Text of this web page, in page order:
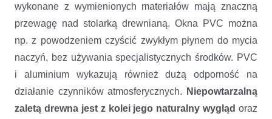
wykonane z wymienionych materiałów mają znaczną
przewagę nad stolarką drewnianą. Okna PVC można
np. z powodzeniem czyścić zwykłym płynem do mycia
naczyń, bez używania specjalistycznych środków. PVC
i aluminium wykazują również dużą odporność na
działanie czynników atmosferycznych.
Niepowtarzalną
zaletą drewna jest z kolei jego naturalny wygląd oraz